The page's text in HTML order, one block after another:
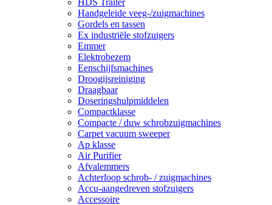
Handgeleide veeg-/zuigmachines
Gordels en tassen
Ex industriële stofzuigers
Emmer
Elektrobezem
Eenschijfsmachines
Droogijsreiniging
Draagbaar
Doseringshulpmiddelen
Compactklasse
Compacte / duw schrobzuigmachines
Carpet vacuum sweeper
Ap klasse
Air Purifier
Afvalemmers
Achterloop schrob- / zuigmachines
Accu-aangedreven stofzuigers
Accessoire